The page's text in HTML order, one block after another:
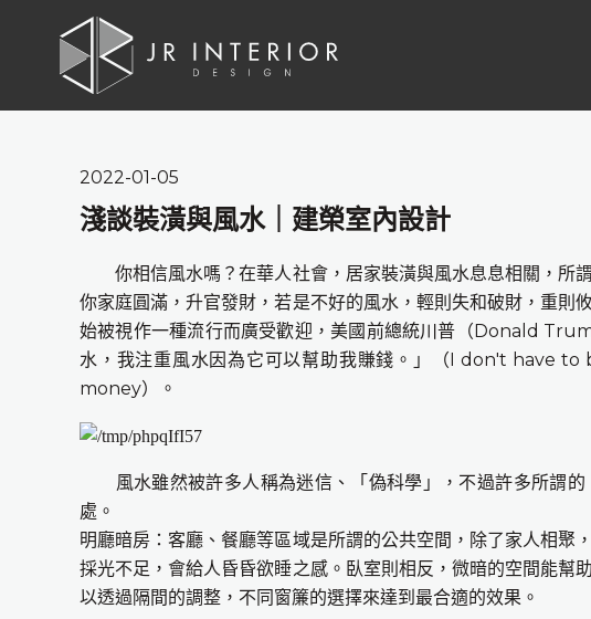
2022-01-05
淺談裝潢與風水｜建榮室內設計
你相信風水嗎？在華人社會，居家裝潢與風水息息相關，所
你家庭圓滿，升官發財，若是不好的風水，輕則失和破財，重則
始被視作一種流行而廣受歡迎，美國前總統川普（Donald
水，我注重風水因為它可以幫助我賺錢。」（I don't have to
money）。
風水雖然被許多人稱為迷信、「偽科學」，不過許多所謂的
處。
明廳暗房：客廳、餐廳等區域是所謂的公共空間，除了家人相聚
採光不足，會給人昏昏欲睡之感。臥室則相反，微暗的空間能幫
以透過隔間的調整，不同窗簾的選擇來達到最合適的效果。